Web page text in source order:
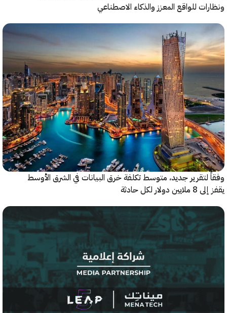
للواقع المعزز والذكاء الاصطناعي
جديد، متوسط تكلفة خرق البيانات في الشرق الأوسط
لكل حادثة